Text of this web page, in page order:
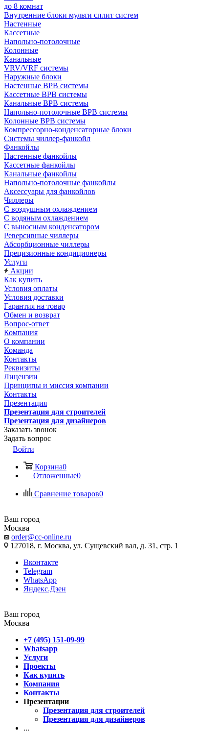
до 8 комнат
Внутренние блоки мульти сплит систем
Настенные
Кассетные
Напольно-потолочные
Колонные
Канальные
VRV/VRF системы
Наружные блоки
Настенные ВРВ системы
Кассетные ВРВ системы
Канальные ВРВ системы
Напольно-потолочные ВРВ системы
Колонные ВРВ системы
Компрессорно-конденсаторные блоки
Системы чиллер-фанкойл
Фанкойлы
Настенные фанкойлы
Кассетные фанкойлы
Канальные фанкойлы
Напольно-потолочные фанкойлы
Аксессуары для фанкойлов
Чиллеры
С воздушным охлаждением
С водяным охлаждением
С выносным конденсатором
Реверсивные чиллеры
Абсорбционные чиллеры
Прецизионные кондиционеры
Услуги
Акции
Как купить
Условия оплаты
Условия доставки
Гарантия на товар
Обмен и возврат
Вопрос-ответ
Компания
О компании
Команда
Контакты
Реквизиты
Лицензии
Принципы и миссия компании
Контакты
Презентация
Презентация для строителей
Презентация для дизайнеров
Заказать звонок
Задать вопрос
Войти
Корзина0
Отложенные0
Сравнение товаров0
Ваш город
Москва
order@cc-online.ru
127018, г. Москва, ул. Сущевский вал, д. 31, стр. 1
Вконтакте
Telegram
WhatsApp
Яндекс.Дзен
Ваш город
Москва
+7 (495) 151-09-99
Whatsapp
Услуги
Проекты
Как купить
Компания
Контакты
Презентации
Презентация для строителей
Презентация для дизайнеров
...